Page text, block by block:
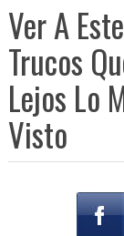
Ver A
Trucos
Lejos Lo
Visto